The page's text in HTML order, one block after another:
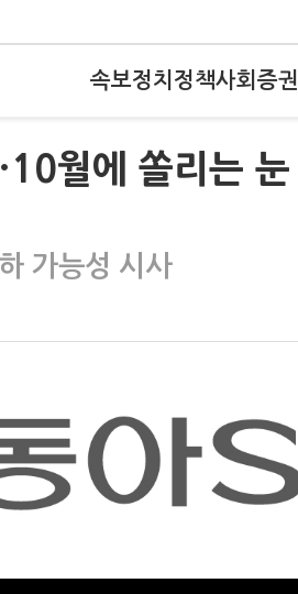
속보정치 정책사회 증권
월에 쏠리는 눈
가능성 시사